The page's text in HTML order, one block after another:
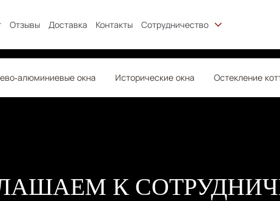
Отзывы Доставка Контакты Сотрудничество
алюминиевые окна Исторические окна Остекление
К